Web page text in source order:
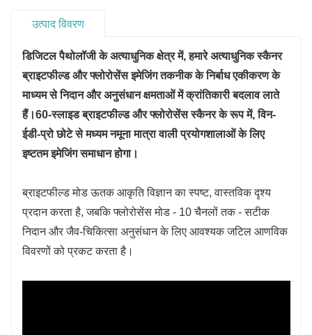
फ्यूजन
उत्पाद विवरण
डिजिटल पैथोलॉजी के अत्याधुनिक क्षेत्र में, हमारे अत्याधुनिक स्कैनर
ब्राइटफील्ड और फ्लोरोसेंस इमेजिंग तकनीक के निर्बाध एकीकरण के
माध्यम से निदान और अनुसंधान क्षमताओं में क्रांतिकारी बदलाव लाते
हैं।60-स्लाइड ब्राइटफील्ड और फ्लोरोसेंस स्कैनर के रूप में, विन-
ईडी-प्रो छोटे से मध्यम नमूना मात्रा वाली प्रयोगशालाओं के लिए
इष्टतम इमेजिंग समाधान होगा।
ब्राइटफील्ड मोड ऊतक आकृति विज्ञान का स्पष्ट, वास्तविक दृश्य
प्रदान करता है, जबकि फ्लोरोसेंस मोड - 10 चैनलों तक - सटीक
निदान और जैव-चिकित्सा अनुसंधान के लिए आवश्यक जटिल आणविक
विवरणों को प्रकट करता है।